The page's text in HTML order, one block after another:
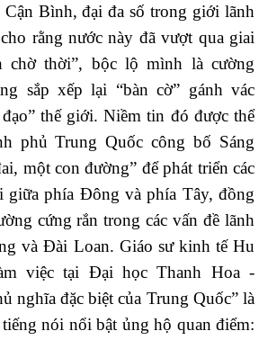
Cận Bình, đại đa số trong giới lãnh
rằng nước này đã vượt qua giai
chờ thời”, bộc lộ mình là cường
sắp xếp lại “bàn cờ” gánh vác
thế giới. Niềm tin đó được thể
phủ Trung Quốc công bố Sáng
một con đường” để phát triển các
giữa phía Đông và phía Tây, đồng
cứng rắn trong các vấn đề lãnh
và Đài Loan. Giáo sư kinh tế Hu
việc tại Đại học Thanh Hoa -
nghĩa đặc biệt của Trung Quốc” là
nói nổi bật ủng hộ quan điểm: